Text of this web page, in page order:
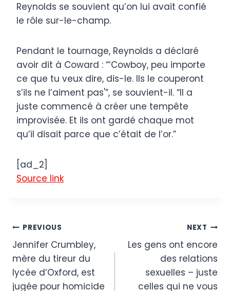
Reynolds se souvient qu’on lui avait confié
le rôle sur-le-champ.
Pendant le tournage, Reynolds a déclaré
avoir dit à Coward : “‘Cowboy, peu importe
ce que tu veux dire, dis-le. Ils le couperont
s’ils ne l’aiment pas'”, se souvient-il. “Il a
juste commencé à créer une tempête
improvisée. Et ils ont gardé chaque mot
qu’il disait parce que c’était de l’or.”
[ad_2]
Source link
Post
navigation
PREVIOUS
Jennifer Crumbley,
mère du tireur du
lycée d’Oxford, est
jugée pour homicide
NEXT
Les gens ont encore
des relations
sexuelles – juste
celles qui ne vous